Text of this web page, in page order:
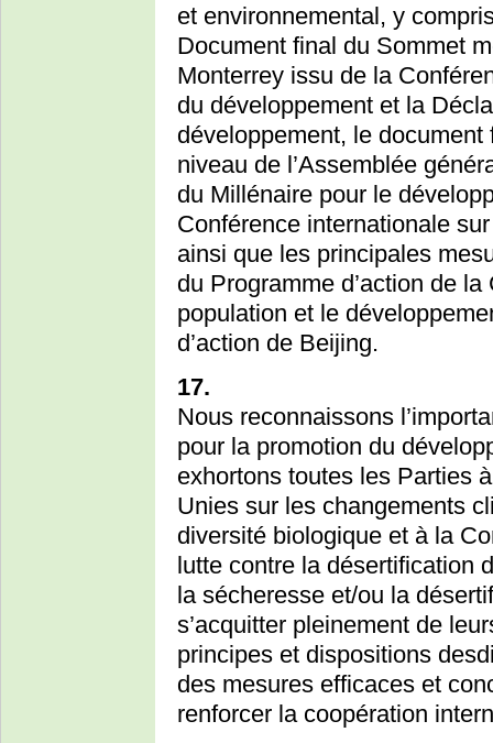
et environnemental, y
Document final du Sommet
Monterrey issu de la
du développement et la
développement, le
niveau de l’Assemblée
du Millénaire pour le
Conférence internationale
ainsi que les principales
du Programme d’action de
population et le
d’action de Beijing.
17.
Nous reconnaissons
pour la promotion du
exhortons toutes les Parties
Unies sur les changements
diversité biologique et à la
lutte contre la désertification
la sécheresse et/ou la
s’acquitter pleinement de
principes et dispositions
des mesures efficaces et
renforcer la coopération